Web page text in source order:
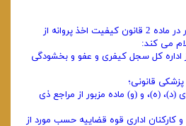
کانون به ‌منظور احراز شرایط مقرر در ماده 2 قانون کیفیت اخذ پروانه از
می کند:
اداره کل سجل کیفری و عفو و بخشودگی
(د)، (ه)، و (و) ماده مزبور از مراجع ذی
و کارکنان اداری قوه قضاییه حسب مورد از